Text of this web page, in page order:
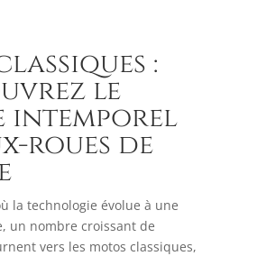
:
le
intemporel
roues de
la technologie évolue à une
un nombre croissant de
vers les motos classiques,